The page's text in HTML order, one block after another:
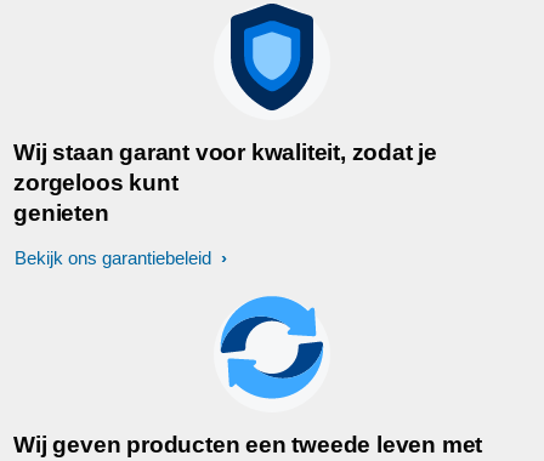
Wij staan garant voor kwaliteit, zodat je
zorgeloos kunt
genieten
Bekijk ons garantiebeleid
Wij geven producten een tweede leven met